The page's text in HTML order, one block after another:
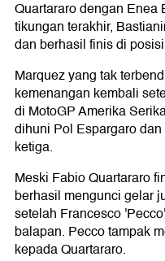
Quartararo dengan
tikungan terakhir,
dan berhasil finis di
Marquez yang tak
kemenangan kembali
di MotoGP Amerika
dihuni Pol Espargaro
ketiga.
Meski Fabio Quartararo
berhasil mengunci gelar
setelah Francesco
balapan. Pecco tampak
kepada Quartararo.